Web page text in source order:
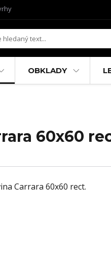
OBKLADY
60x60